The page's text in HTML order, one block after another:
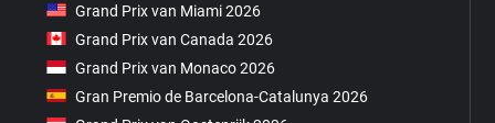
Grand Prix van Miami 2026
Grand Prix van Canada 2026
Grand Prix van Monaco 2026
Gran Premio de Barcelona-Catalunya 2026